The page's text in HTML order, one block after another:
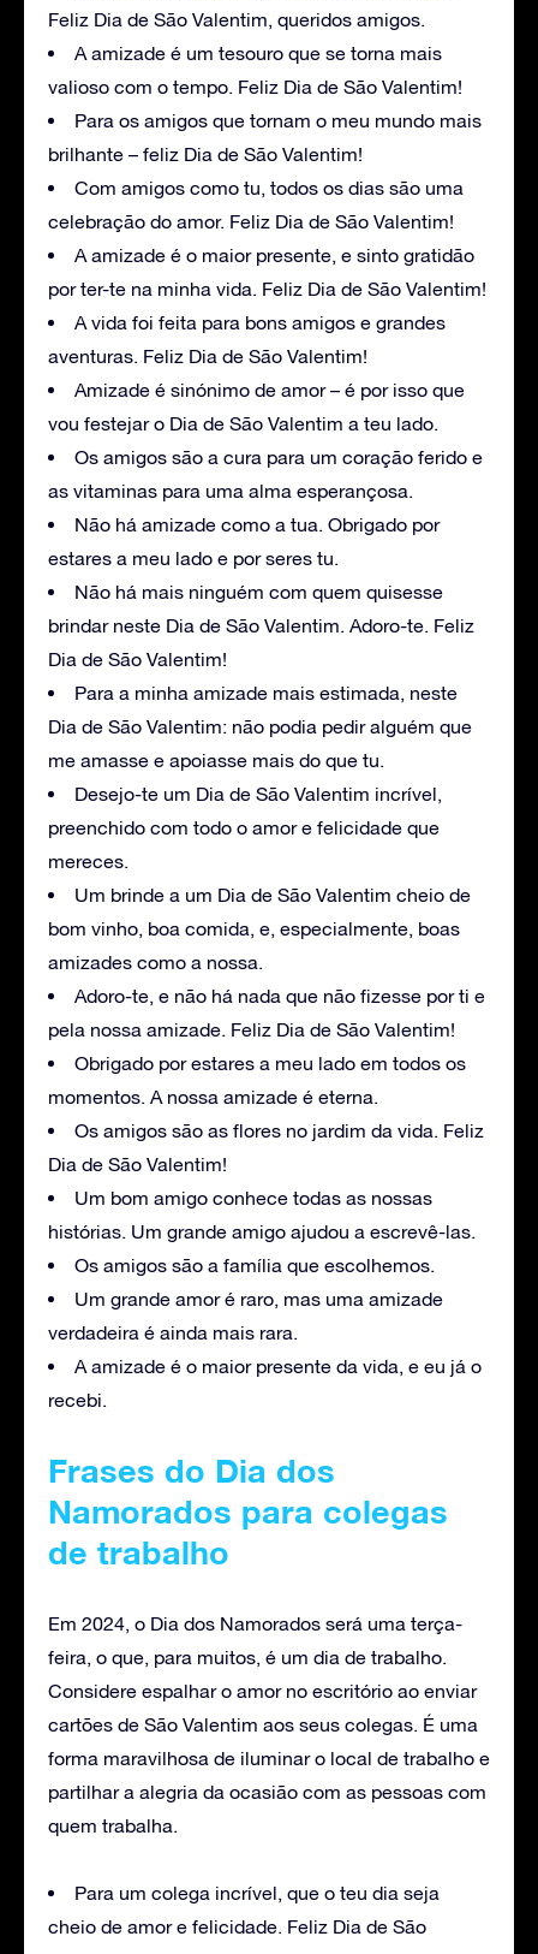
Feliz Dia de São Valentim, queridos amigos.
A amizade é um tesouro que se torna mais
valioso com o tempo. Feliz Dia de São Valentim!
Para os amigos que tornam o meu mundo mais
brilhante – feliz Dia de São Valentim!
Com amigos como tu, todos os dias são uma
celebração do amor. Feliz Dia de São Valentim!
A amizade é o maior presente, e sinto gratidão
por ter-te na minha vida. Feliz Dia de São Valentim!
A vida foi feita para bons amigos e grandes
aventuras. Feliz Dia de São Valentim!
Amizade é sinónimo de amor – é por isso que
vou festejar o Dia de São Valentim a teu lado.
Os amigos são a cura para um coração ferido e
as vitaminas para uma alma esperançosa.
Não há amizade como a tua. Obrigado por
estares a meu lado e por seres tu.
Não há mais ninguém com quem quisesse
brindar neste Dia de São Valentim. Adoro-te. Feliz
Dia de São Valentim!
Para a minha amizade mais estimada, neste
Dia de São Valentim: não podia pedir alguém que
me amasse e apoiasse mais do que tu.
Desejo-te um Dia de São Valentim incrível,
preenchido com todo o amor e felicidade que
mereces.
Um brinde a um Dia de São Valentim cheio de
bom vinho, boa comida, e, especialmente, boas
amizades como a nossa.
Adoro-te, e não há nada que não fizesse por ti e
pela nossa amizade. Feliz Dia de São Valentim!
Obrigado por estares a meu lado em todos os
momentos. A nossa amizade é eterna.
Os amigos são as flores no jardim da vida. Feliz
Dia de São Valentim!
Um bom amigo conhece todas as nossas
histórias. Um grande amigo ajudou a escrevê-las.
Os amigos são a família que escolhemos.
Um grande amor é raro, mas uma amizade
verdadeira é ainda mais rara.
A amizade é o maior presente da vida, e eu já o
recebi.
Frases do Dia dos
Namorados para colegas
de trabalho
Em 2024, o Dia dos Namorados será uma terça-
feira, o que, para muitos, é um dia de trabalho.
Considere espalhar o amor no escritório ao enviar
cartões de São Valentim aos seus colegas. É uma
forma maravilhosa de iluminar o local de trabalho e
partilhar a alegria da ocasião com as pessoas com
quem trabalha.
Para um colega incrível, que o teu dia seja
cheio de amor e felicidade. Feliz Dia de São